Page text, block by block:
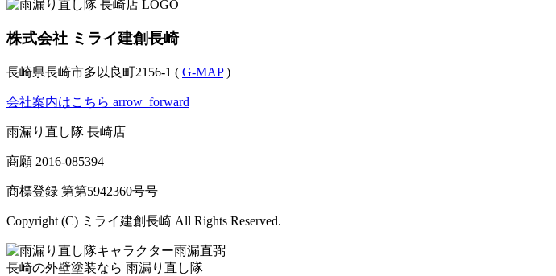
株式会社 ミライ建創長崎
長崎県長崎市多以良町2156-1 ( G-MAP)
会社案内はこちら arrow_forward
雨漏り直し隊 長崎店
商願 2016-085394
商標登録 第第5942360号号
Copyright (C) ミライ建創長崎 All Rights Reserved.
長崎の外壁塗装なら 雨漏り直し隊